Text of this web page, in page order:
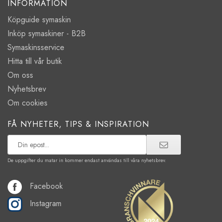
INFORMATION
Köpguide symaskin
Inköp symaskiner - B2B
Symaskinsservice
Hitta till vår butik
Om oss
Nyhetsbrev
Om cookies
FÅ NYHETER, TIPS & INSPIRATION
De uppgifter du matar in kommer endast användas till våra nyhetsbrev.
Facebook
Instagram